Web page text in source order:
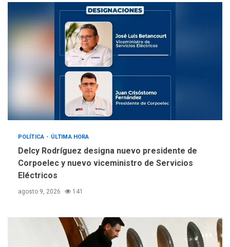
4
llevar a problemas
sanitarios y asumirse como
problema de orden público
REGIONALES
Alcaldía de Mariño climatiza
Núcleo del Sistema de
Orquestas Porlamar
POLÍTICA ÚLTIMA HORA
Delcy Rodríguez designa nuevo presidente de
Corpoelec y nuevo viceministro de Servicios
Eléctricos
agosto 9, 2026 141